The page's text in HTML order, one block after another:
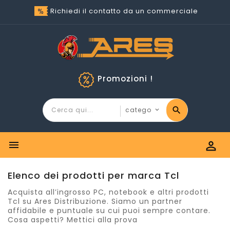
Richiedi il contatto da un commerciale
Promozioni !
 
Elenco dei prodotti per marca Tcl
Acquista all’ingrosso PC, notebook e altri prodotti
Tcl su Ares Distribuzione. Siamo un partner
affidabile e puntuale su cui puoi sempre contare.
Cosa aspetti? Mettici alla prova